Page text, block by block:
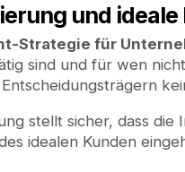
und
Strategie für
sind und für wen
stellt sicher, dass
idealen Kunden